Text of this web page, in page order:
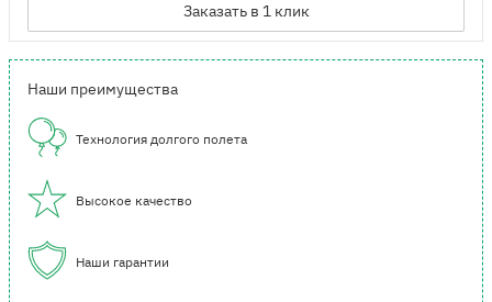
Заказать в 1 клик
Наши преимущества
Технология долгого полета
Высокое качество
Наши гарантии